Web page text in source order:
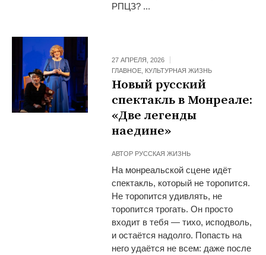
РПЦЗ? ...
27 АПРЕЛЯ, 2026
ГЛАВНОЕ КУЛЬТУРНАЯ ЖИЗНЬ
Новый русский
спектакль в Монреале:
«Две легенды
наедине»
АВТОР РУССКАЯ ЖИЗНЬ
На монреальской сцене идёт
спектакль, который не торопится.
Не торопится удивлять, не
торопится трогать. Он просто
входит в тебя — тихо, исподволь,
и остаётся надолго. Попасть на
него удаётся не всем: даже после